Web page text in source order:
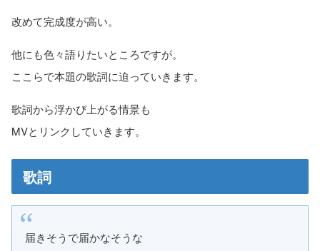
改めて完成度が高い。
他にも色々語りたいところですが。
ここらで本題の歌詞に迫っていきます。
歌詞から浮かび上がる情景も
MVとリンクしていきます。
歌詞
届きそうで届かなそうな